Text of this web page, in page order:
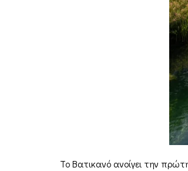
Το Βατικανό ανοίγει την